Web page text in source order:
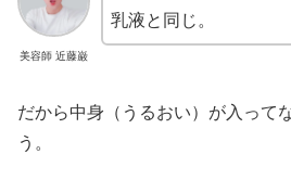
美容師 近藤巌
乳液と同じ。
だから中身（うるおい）が入って
う。